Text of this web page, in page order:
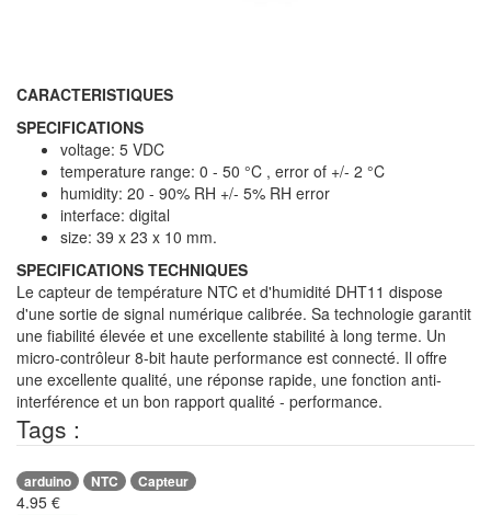
CARACTERISTIQUES
SPECIFICATIONS
voltage: 5 VDC
temperature range: 0 - 50 °C , error of +/- 2 °C
humidity: 20 - 90% RH +/- 5% RH error
interface: digital
size: 39 x 23 x 10 mm.
SPECIFICATIONS TECHNIQUES
Le capteur de température NTC et d'humidité DHT11 dispose
d'une sortie de signal numérique calibrée. Sa technologie garantit
une fiabilité élevée et une excellente stabilité à long terme. Un
micro-contrôleur 8-bit haute performance est connecté. Il offre
une excellente qualité, une réponse rapide, une fonction anti-
interférence et un bon rapport qualité - performance.
Tags :
arduino NTC Capteur
4.95 €